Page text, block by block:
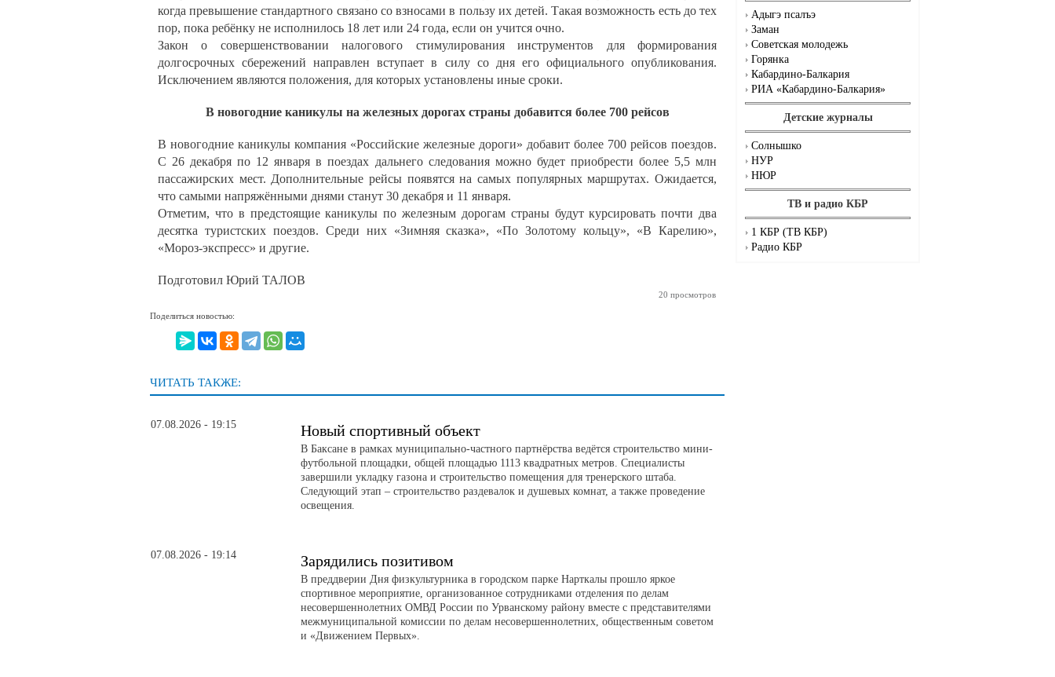
Адыгэ псалъэ
Заман
Советская молодежь
Горянка
Кабардино-Балкария
РИА «Кабардино-Балкария»
Детские журналы
Солнышко
НУР
НЮР
ТВ и радио КБР
1 КБР (ТВ КБР)
Радио КБР
когда превышение стандартного связано со взносами в пользу их детей. Такая возможность есть до тех
пор, пока ребёнку не исполнилось 18 лет или 24 года, если он учится очно.
Закон о совершенствовании налогового стимулирования инструментов для формирования
долгосрочных сбережений направлен вступает в силу со дня его официального опубликования.
Исключением являются положения, для которых установлены иные сроки.
В новогодние каникулы на железных дорогах страны добавится более 700 рейсов
В новогодние каникулы компания «Российские железные дороги» добавит более 700 рейсов поездов.
С 26 декабря по 12 января в поездах дальнего следования можно будет приобрести более 5,5 млн
пассажирских мест. Дополнительные рейсы появятся на самых популярных маршрутах. Ожидается,
что самыми напряжёнными днями станут 30 декабря и 11 января.
Отметим, что в предстоящие каникулы по железным дорогам страны будут курсировать почти два
десятка туристских поездов. Среди них «Зимняя сказка», «По Золотому кольцу», «В Карелию»,
«Мороз-экспресс» и другие.
Подготовил Юрий ТАЛОВ
20 просмотров
Поделиться новостью:
ЧИТАТЬ ТАКЖЕ:
07.08.2026 - 19:15 Новый спортивный объект
В Баксане в рамках муниципально-частного партнёрства ведётся строительство мини-
футбольной площадки, общей площадью 1113 квадратных метров. Специалисты
завершили укладку газона и строительство помещения для тренерского штаба.
Следующий этап – строительство раздевалок и душевых комнат, а также проведение
освещения.
07.08.2026 - 19:14 Зарядились позитивом
В преддверии Дня физкультурника в городском парке Нарткалы прошло яркое
спортивное мероприятие, организованное сотрудниками отделения по делам
несовершеннолетних ОМВД России по Урванскому району вместе с представителями
межмуниципальной комиссии по делам несовершеннолетних, общественным советом
и «Движением Первых».